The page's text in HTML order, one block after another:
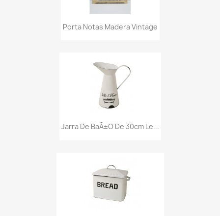
Porta Notas Madera Vintage
Jarra De BaÃ±o De 30cm Le...